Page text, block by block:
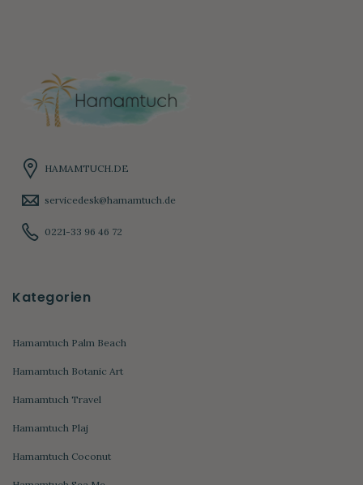
HAMAMTUCH.DE
servicedesk@hamamtuch.de
0221-33 96 46 72
Kategorien
Hamamtuch Palm Beach
Hamamtuch Botanic Art
Hamamtuch Travel
Hamamtuch Plaj
Hamamtuch Coconut